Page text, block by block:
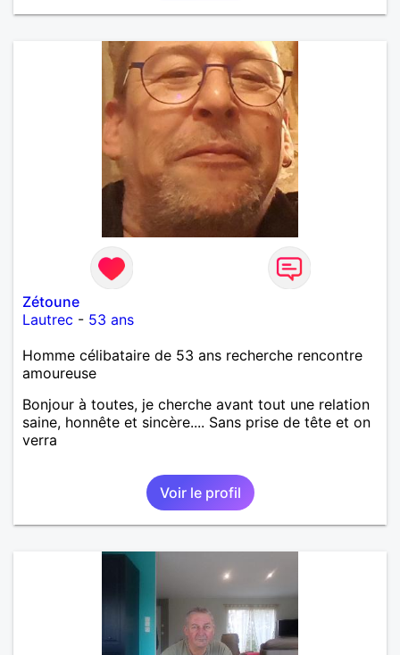
Zétoune
Lautrec - 53 ans
Homme célibataire de 53 ans recherche rencontre
amoureuse
Bonjour à toutes, je cherche avant tout une relation
saine, honnête et sincère.... Sans prise de tête et on
verra
Voir le profil